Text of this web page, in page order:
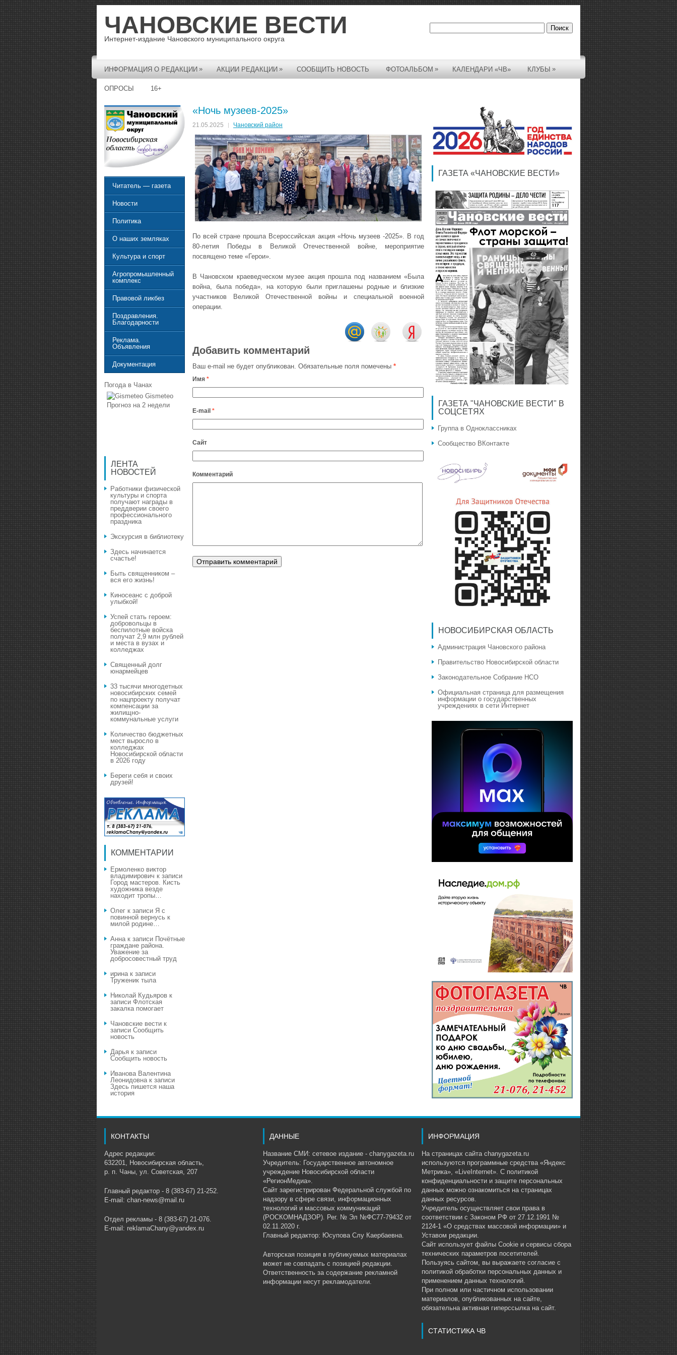
ЧАНОВСКИЕ ВЕСТИ
Интернет-издание Чановского муниципального округа
ИНФОРМАЦИЯ О РЕДАКЦИИ » АКЦИИ РЕДАКЦИИ » СООБЩИТЬ НОВОСТЬ ФОТОАЛЬБОМ » КАЛЕНДАРИ «ЧВ» КЛУБЫ »
ОПРОСЫ 16+
«Ночь музеев-2025»
21.05.2025 Чановский район
По всей стране прошла Всероссийская акция «Ночь музеев -2025». В год
80-летия Победы в Великой Отечественной войне, мероприятие
посвящено теме «Герои».
В Чановском краеведческом музее акция прошла под названием «Была
война, была победа», на которую были приглашены родные и близкие
участников Великой Отечественной войны и специальной военной
операции.
Добавить комментарий
Ваш e-mail не будет опубликован. Обязательные поля помечены *
Имя *
E-mail *
Сайт
Комментарий
Читатель — газета
Новости
Политика
О наших земляках
Культура и спорт
Агропромышленный
комплекс
Правовой ликбез
Поздравления.
Благодарности
Реклама.
Объявления
Документация
Погода в Чанах
Gismeteo
Прогноз на 2 недели
ЛЕНТА
НОВОСТЕЙ
Работники физической
культуры и спорта
получают награды в
преддверии своего
профессионального
праздника
Экскурсия в библиотеку
Здесь начинается
счастье!
Быть священником –
вся его жизнь!
Киносеанс с доброй
улыбкой!
Успей стать героем:
добровольцы в
беспилотные войска
получат 2,9 млн рублей
и места в вузах и
колледжах
Священный долг
юнармейцев
33 тысячи многодетных
новосибирских семей
по нацпроекту получат
компенсации за
жилищно-
коммунальные услуги
Количество бюджетных
мест выросло в
колледжах
Новосибирской области
в 2026 году
Береги себя и своих
друзей!
КОММЕНТАРИИ
Ермоленко виктор
владимирович к записи
Город мастеров. Кисть
художника везде
находит тропы…
Олег к записи Я с
повинной вернусь к
милой родине…
Аннак записи Почётные
граждане района.
Уважение за
добросовестный труд
иринак записи
Труженик тыла
Николай Кудьяров к
записи Флотская
закалка помогает
Чановские вести к
записи Сообщить
новость
Дарья к записи
Сообщить новость
Иванова Валентина
Леонидовнак записи
Здесь пишется наша
история
ГАЗЕТА «ЧАНОВСКИЕ ВЕСТИ»
ГАЗЕТА "ЧАНОВСКИЕ ВЕСТИ" В
СОЦСЕТЯХ
Группа в Одноклассниках
Сообщество ВКонтакте
НОВОСИБИРСКАЯ ОБЛАСТЬ
Администрация Чановского района
Правительство Новосибирской области
Законодательное Собрание НСО
Официальная страница для размещения
информации о государственных
учреждениях в сети Интернет
КОНТАКТЫ
Адрес редакции:
632201, Новосибирская область,
р. п. Чаны, ул. Советская, 207
Главный редактор - 8 (383-67) 21-252.
E-mail: chan-news@mail.ru
Отдел рекламы - 8 (383-67) 21-076.
E-mail: reklamaChany@yandex.ru
ДАННЫЕ
Название СМИ: сетевое издание - chanygazeta.ru
Учредитель: Государственное автономное
учреждение Новосибирской области
«РегионМедиа».
Сайт зарегистрирован Федеральной службой по
надзору в сфере связи, информационных
технологий и массовых коммуникаций
(РОСКОМНАДЗОР). Рег. № Эл №ФС77-79432 от
02.11.2020 г.
Главный редактор: Юсупова Слу Каербаевна.
Авторская позиция в публикуемых материалах
может не совпадать с позицией редакции.
Ответственность за содержание рекламной
информации несут рекламодатели.
ИНФОРМАЦИЯ
На страницах сайта chanygazeta.ru
используются программные средства «Яндекс
Метрика», «LiveInternet». С политикой
конфиденциальности и защите персональных
данных можно ознакомиться на страницах
данных ресурсов.
Учредитель осуществляет свои права в
соответствии с Законом РФ от 27.12.1991 №
2124-1 «О средствах массовой информации» и
Уставом редакции.
Сайт использует файлы Cookie и сервисы сбора
технических параметров посетителей.
Пользуясь сайтом, вы выражаете согласие с
политикой обработки персональных данных и
применением данных технологий.
При полном или частичном использовании
материалов, опубликованных на сайте,
обязательна активная гиперссылка на сайт.
СТАТИСТИКА ЧВ